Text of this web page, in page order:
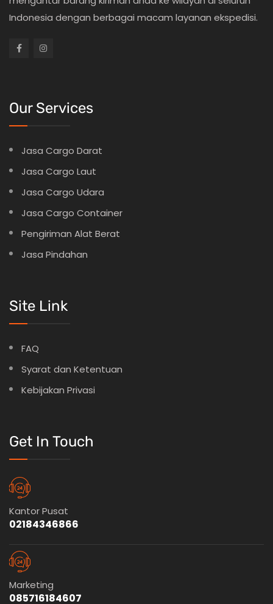
Indonesia dengan berbagai macam layanan ekspedisi.
Our Services
Jasa Cargo Darat
Jasa Cargo Laut
Jasa Cargo Udara
Jasa Cargo Container
Pengiriman Alat Berat
Jasa Pindahan
Site Link
FAQ
Syarat dan Ketentuan
Kebijakan Privasi
Get In Touch
Kantor Pusat
02184346866
Marketing
085716184607